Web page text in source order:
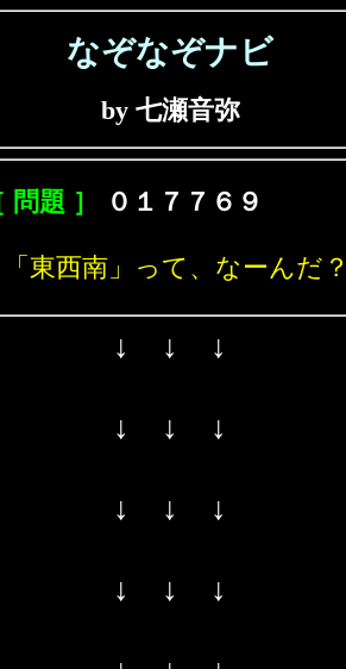
なぞなぞナビ
by 七瀬音弥
問題 ］ ０１７７６９
「東西南」って、なーんだ？
↓ ↓ ↓
↓ ↓ ↓
↓ ↓ ↓
↓ ↓ ↓